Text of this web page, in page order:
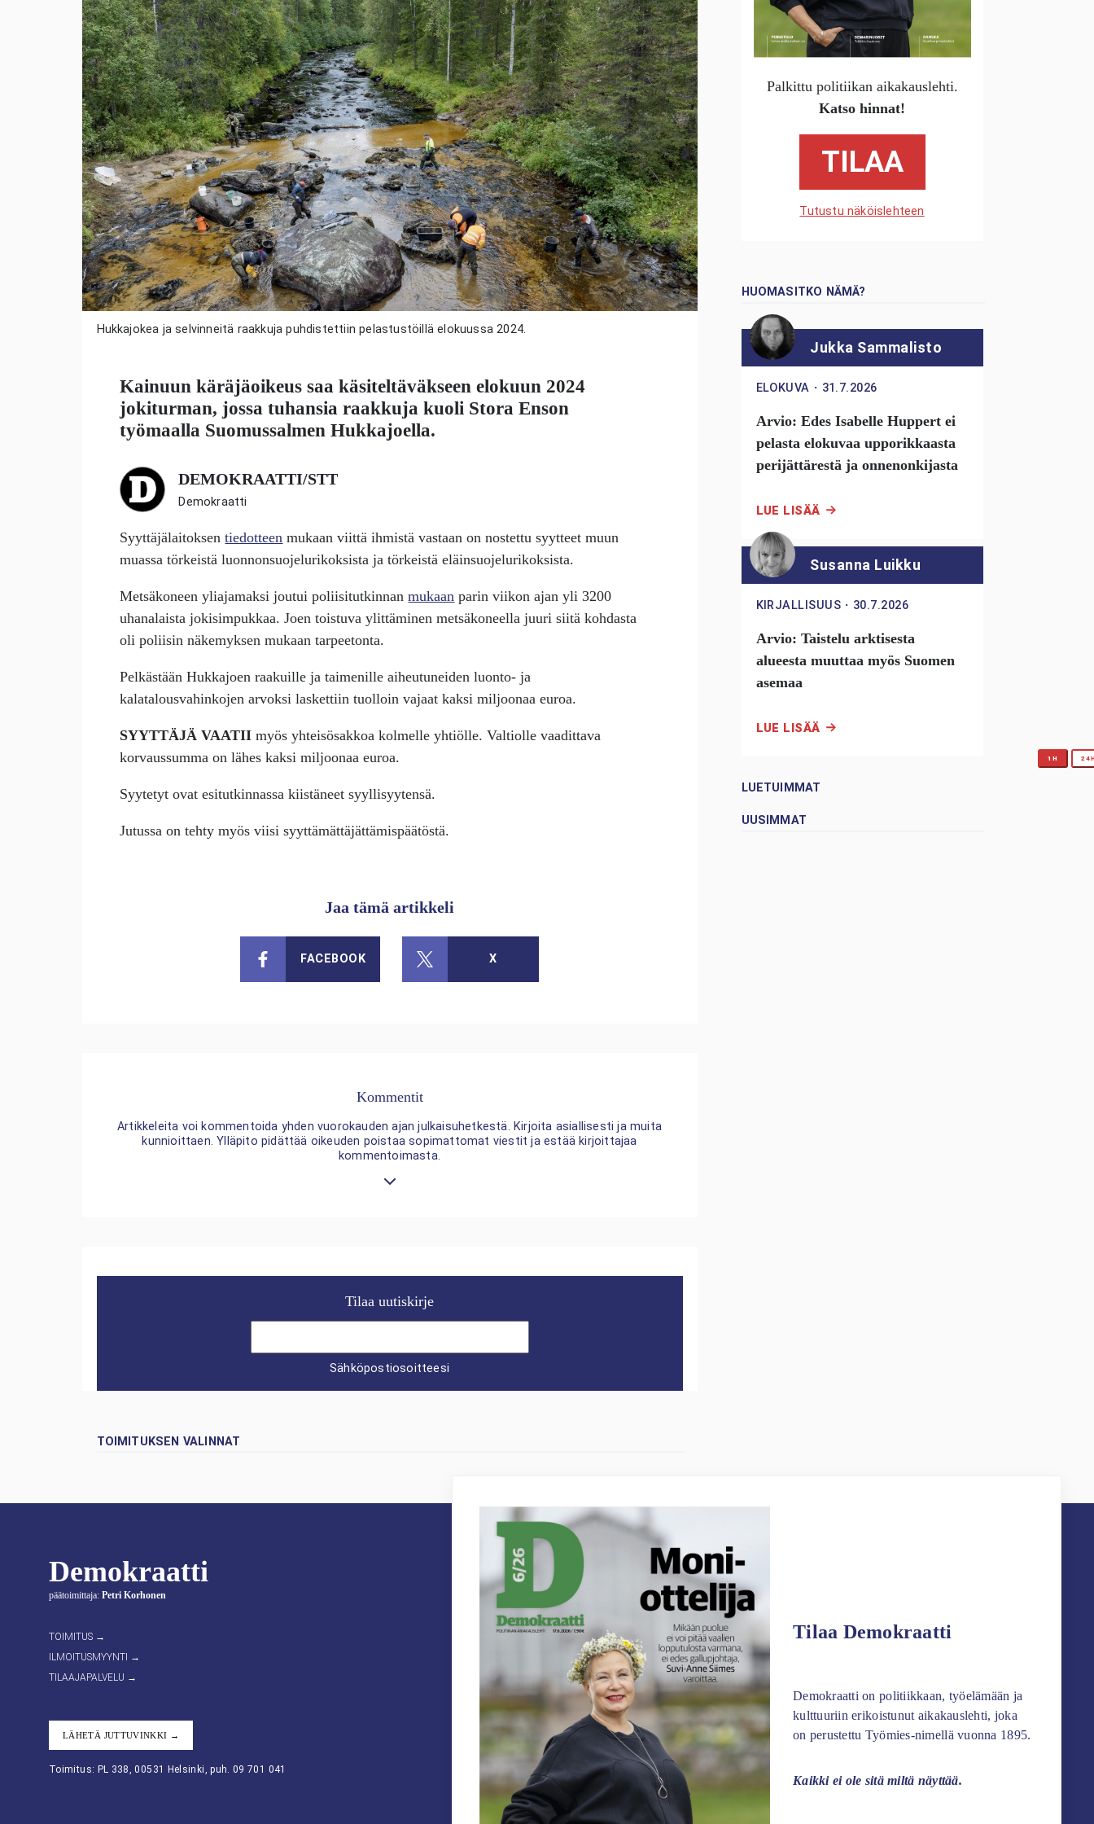
Hukkajokea ja selvinneitä raakkuja puhdistettiin pelastustöillä elokuussa 2024.
Kainuun käräjäoikeus saa käsiteltäväkseen elokuun 2024
jokiturman, jossa tuhansia raakkuja kuoli Stora Enson
työmaalla Suomussalmen Hukkajoella.
DEMOKRAATTI/STT
Demokraatti
Syyttäjälaitoksentiedotteen mukaan viittä ihmistä vastaan on nostettu syytteet muun
muassa törkeistä luonnonsuojelurikoksista ja törkeistä eläinsuojelurikoksista.
Metsäkoneen yliajamaksi joutui poliisitutkinnanmukaan parin viikon ajan yli 3200
uhanalaista jokisimpukkaa. Joen toistuva ylittäminen metsäkoneella juuri siitä kohdasta
oli poliisin näkemyksen mukaan tarpeetonta.
Pelkästään Hukkajoen raakuille ja taimenille aiheutuneiden luonto- ja
kalatalousvahinkojen arvoksi laskettiin tuolloin vajaat kaksi miljoonaa euroa.
SYYTTÄJÄ VAATII myös yhteisösakkoa kolmelle yhtiölle. Valtiolle vaadittava
korvaussumma on lähes kaksi miljoonaa euroa.
Syytetyt ovat esitutkinnassa kiistäneet syyllisyytensä.
Jutussa on tehty myös viisi syyttämättäjättämispäätöstä.
Jaa tämä artikkeli
FACEBOOK X
Kommentit
Artikkeleita voi kommentoida yhden vuorokauden ajan julkaisuhetkestä. Kirjoita asiallisesti ja muita
kunnioittaen. Ylläpito pidättää oikeuden poistaa sopimattomat viestit ja estää kirjoittajaa
kommentoimasta.
Tilaa uutiskirje
Sähköpostiosoitteesi
TOIMITUKSEN VALINNAT
Palkittu politiikan aikakauslehti.
Katso hinnat!
TILAA
Tutustu näköislehteen
HUOMASITKO NÄMÄ?
Jukka Sammalisto
ELOKUVA ・ 31.7.2026
Arvio: Edes Isabelle Huppert ei
pelasta elokuvaa upporikkaasta
perijättärestä ja onnenonkijasta
LUE LISÄÄ
Susanna Luikku
KIRJALLISUUS ・ 30.7.2026
Arvio: Taistelu arktisesta
alueesta muuttaa myös Suomen
asemaa
LUE LISÄÄ
LUETUIMMAT
1H
UUSIMMAT
Demokraatti
päätoimittaja: Petri Korhonen
TOIMITUS →
ILMOITUSMYYNTI →
TILAAJAPALVELU →
LÄHETÄ JUTTUVINKKI →
Toimitus: PL 338, 00531 Helsinki, puh. 09 701 041
Tilaa Demokraatti
Demokraatti on politiikkaan, työelämään ja
kulttuuriin erikoistunut aikakauslehti, joka
on perustettu Työmies-nimellä vuonna 1895.
Kaikki ei ole sitä miltä näyttää.